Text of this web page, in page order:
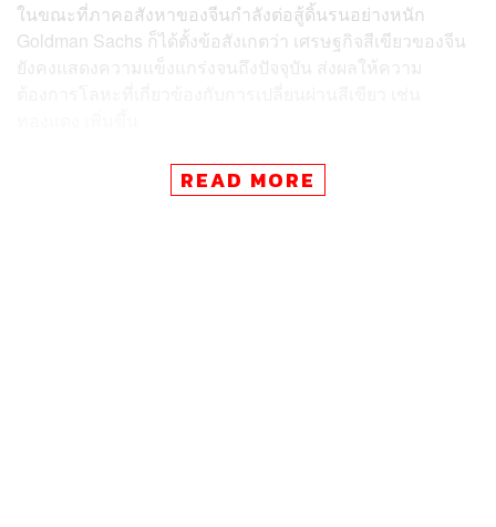
ในขณะที่ภาคอสังหาของจีนกำลังต่อสู้ดิ้นรนอย่างหนัก
Goldman Sachs ก็ได้ตั้งข้อสังเกตว่า เศรษฐกิจสีเขียวของจีน
ยังคงแสดงความแข็งแกร่งจนถึงปัจจุบัน ส่งผลให้ความ
นักเศรษฐศาสตร์ของ Goldman Sachs ระบุว่า ความนิยม
ของทองแดงในจีนส่วนใหญ่มาจากการติดตั้งพลังงานแสง
READ MORE